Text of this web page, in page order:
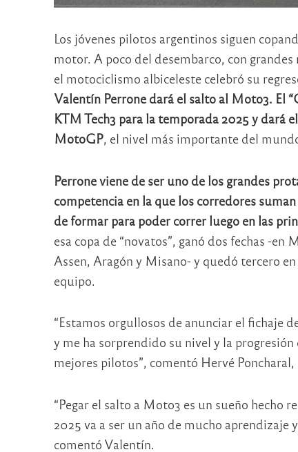
Los jóvenes pilotos argentinos siguen
motor. A poco del desembarco, con
el motociclismo albiceleste celebró su
Valentín Perrone dará el salto al Moto3. El
KTM Tech3 para la temporada 2025 y dará
MotoGP, el nivel más importante del
Perrone viene de ser uno de los grandes
competencia en la que los corredores
de formar para poder correr luego en las
esa copa de “novatos”, ganó dos fechas -
Assen, Aragón y Misano- y quedó tercero
equipo.
“Estamos orgullosos de anunciar el fichaje
y me ha sorprendido su nivel y la
mejores pilotos”, comentó Hervé
“Pegar el salto a Moto3 es un sueño hecho
2025 va a ser un año de mucho aprendizaje
comentó Valentín.